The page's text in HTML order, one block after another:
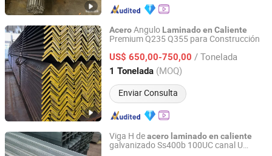
AceroAngulo Laminadoen Caliente
Premium Q235 Q355 para Construcción
US$ 650,00-750,00 / Tonelada
1 Tonelada (MOQ)
Enviar Consulta
Qingdao L&C Import and Export Co., Ltd.
Shandong, China Desde 2018
Viga H deacero laminadoen caliente
galvanizado Ss400b 100UC canal U
Qingdao Jiahexin Steel Co., Ltd.